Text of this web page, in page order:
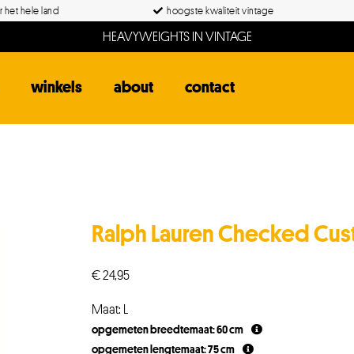
het hele land hoogste kwaliteit vintage
HEAVYWEIGHTS IN VINTAGE
winkels about contact
Ralph Lauren Checked
€24,95
Maat: L
opgemeten breedtemaat: 60 cm
opgemeten lengtemaat: 75 cm